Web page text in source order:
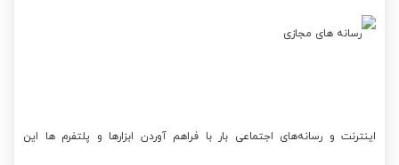
اینترنت و رسانه‌های اجتماعی بار با فراهم آوردن ابزارها و پلتفرم ها این